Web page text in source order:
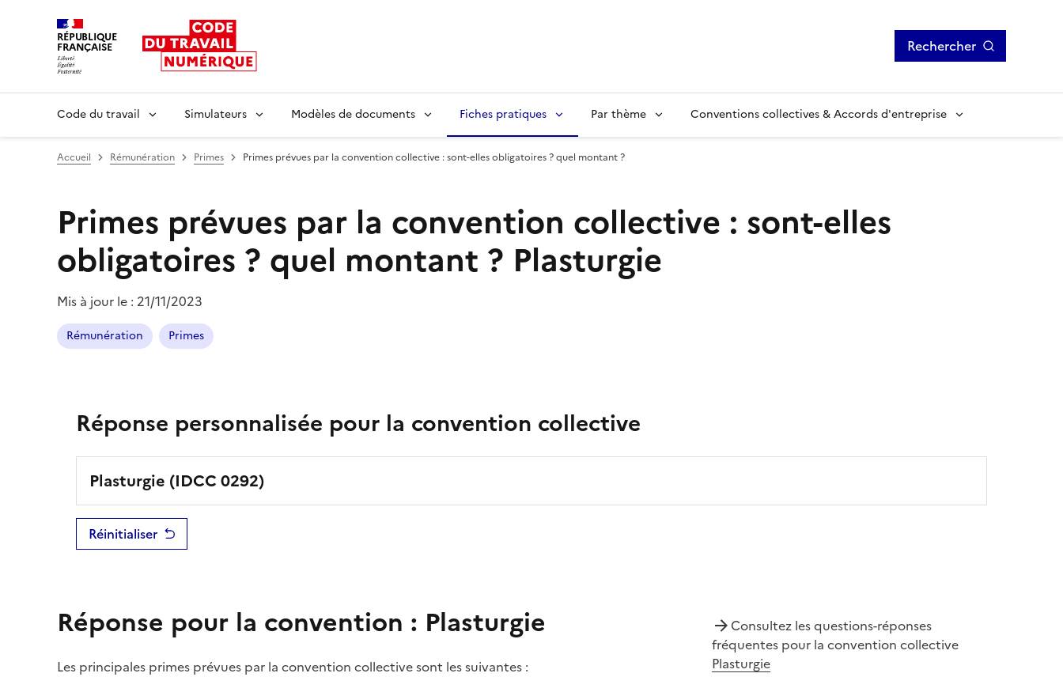
RÉPUBLIQUE
FRANÇAISE Rechercher
Code du travail Simulateurs Modèles de documents Fiches pratiques Par thème Conventions collectives & Accords d'entreprise
Accueil Rémunération Primes Primes prévues par la convention collective : sont-elles obligatoires ? quel montant ?
Primes prévues par la convention collective : sont-elles
obligatoires ? quel montant ? Plasturgie
Mis à jour le : 21/11/2023
Rémunération Primes
Réponse personnalisée pour la convention collective
Plasturgie (IDCC 0292)
Réinitialiser
Réponse pour la convention : Plasturgie
Les principales primes prévues par la convention collectivesont les suivantes :
Consultez les questions-réponses
fréquentes pour la convention collective
Plasturgie